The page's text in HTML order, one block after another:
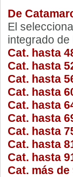
De
El
integrado
Cat. hasta
Cat. hasta
Cat. hasta
Cat. hasta
Cat. hasta
Cat. hasta
Cat. hasta
Cat. hasta
Cat. hasta
Cat. más de